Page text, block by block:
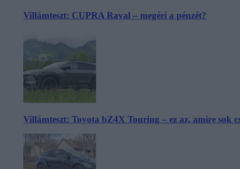
Villámteszt: CUPRA Raval – megéri a pénzét?
Villámteszt: Toyota bZ4X Touring – ez az, amire sok